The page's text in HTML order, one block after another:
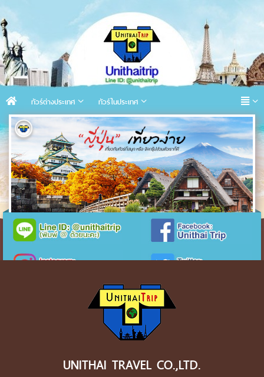
ทัวร์ต่างประเทศ ทัวร์ในประเทศ
UNITHAI TRAVEL CO.,LTD.